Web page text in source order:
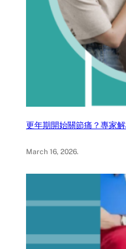
更年期開始關節痛？專家
March 16, 2026.